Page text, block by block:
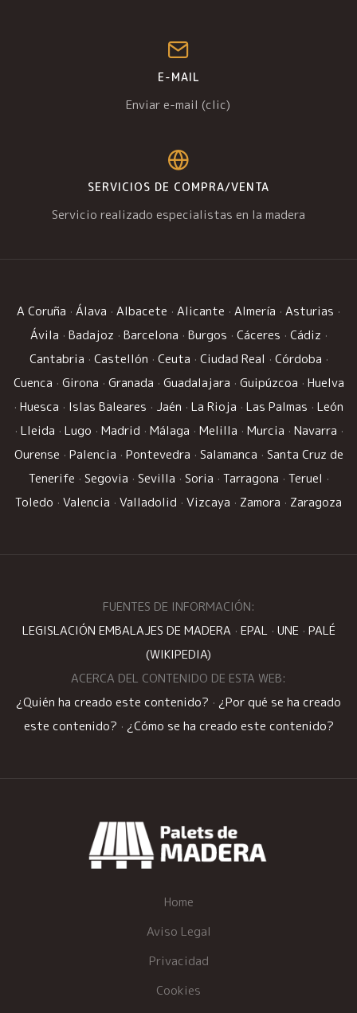
E-MAIL
Enviar e-mail (clic)
SERVICIOS DE COMPRA/VENTA
Servicio realizado especialistas en la madera
A Coruña · Álava · Albacete · Alicante · Almería · Asturias ·
Ávila · Badajoz · Barcelona · Burgos · Cáceres · Cádiz ·
Cantabria · Castellón · Ceuta · Ciudad Real · Córdoba ·
Cuenca · Girona · Granada · Guadalajara · Guipúzcoa · Huelva
· Huesca · Islas Baleares · Jaén · La Rioja · Las Palmas · León
· Lleida · Lugo · Madrid · Málaga · Melilla · Murcia · Navarra ·
Ourense · Palencia · Pontevedra · Salamanca · Santa Cruz de
Tenerife · Segovia · Sevilla · Soria · Tarragona · Teruel ·
Toledo · Valencia · Valladolid · Vizcaya · Zamora · Zaragoza
FUENTES DE INFORMACIÓN:
LEGISLACIÓN EMBALAJES DE MADERA · EPAL· UNE · PALÉ
(WIKIPEDIA)
ACERCA DEL CONTENIDO DE ESTA WEB:
¿Quién ha creado este contenido? · ¿Por qué se ha creado
este contenido? · ¿Cómo se ha creado este contenido?
Home
Aviso Legal
Privacidad
Cookies